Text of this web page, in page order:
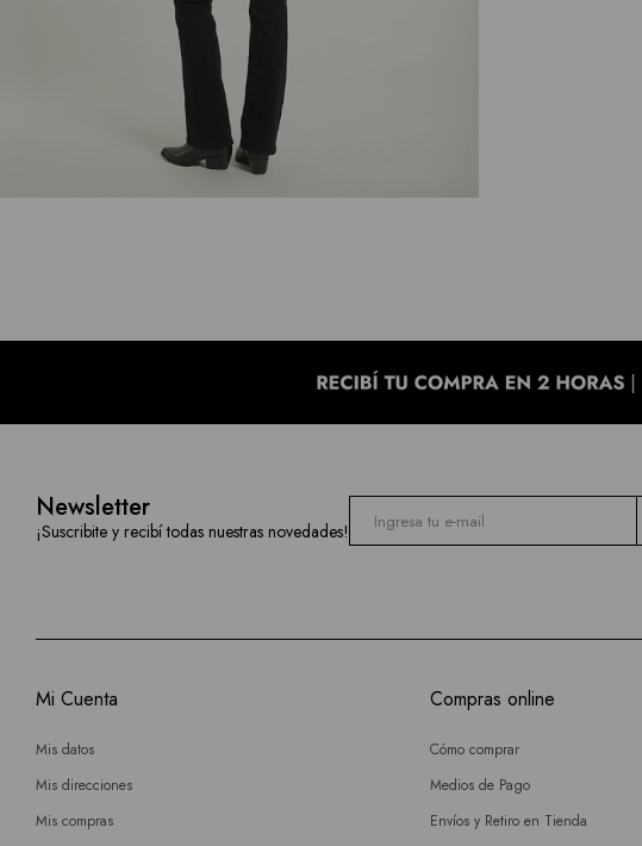
Newsletter
¡Suscribite y recibí todas nuestras novedades!
Mi Cuenta
Mis datos
Mis direcciones
Mis compras
Compras online
Cómo comprar
Medios de Pago
Envíos y Retiro en Tienda